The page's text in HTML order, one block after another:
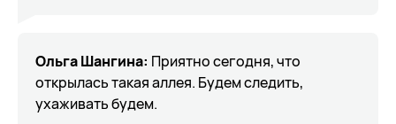
Ольга Шангина: Приятно сегодня, что
открылась такая аллея. Будем следить,
ухаживать будем.